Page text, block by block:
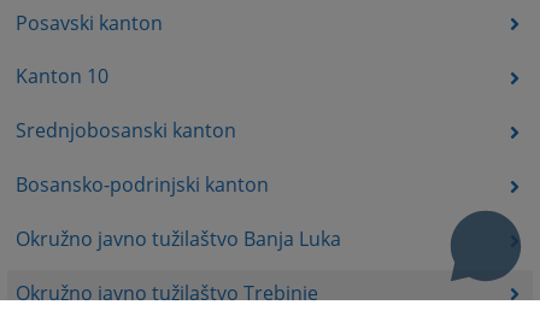
Posavski kanton
Kanton 10
Srednjobosanski kanton
Bosansko-podrinjski kanton
Okružno javno tužilaštvo Banja Luka
Okružno javno tužilaštvo Trebinje